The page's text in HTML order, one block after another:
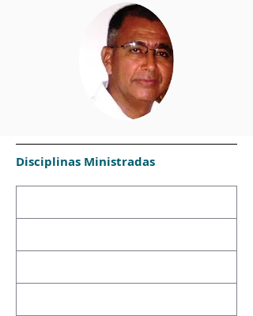
Disciplinas Ministradas